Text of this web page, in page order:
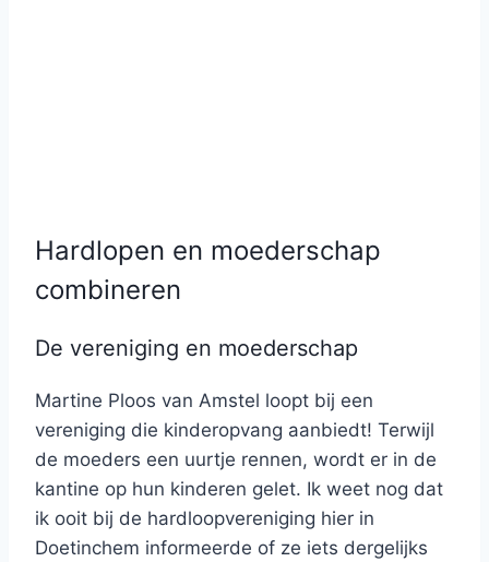
Hardlopen en moederschap
combineren
De vereniging en moederschap
Martine Ploos van Amstel loopt bij een
vereniging die kinderopvang aanbiedt! Terwijl
de moeders een uurtje rennen, wordt er in de
kantine op hun kinderen gelet. Ik weet nog dat
ik ooit bij de hardloopvereniging hier in
Doetinchem informeerde of ze iets dergelijks